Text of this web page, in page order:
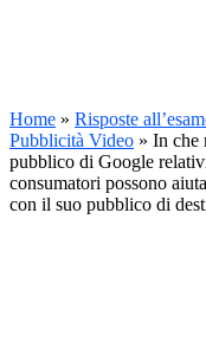
Home » Risposte
Pubblicità Video » In che
pubblico di Google
consumatori possono
con il suo pubblico di